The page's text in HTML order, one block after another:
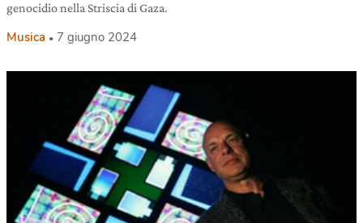
genocidio nella Striscia di Gaza.
Musica 7 giugno 2024